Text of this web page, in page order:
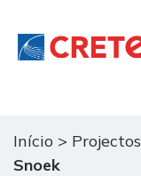
Início > Projectos
Snoek